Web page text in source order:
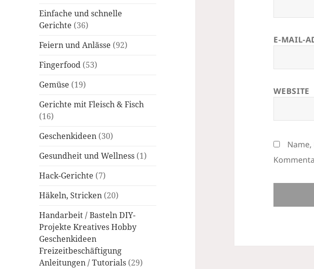
Einfache und schnelle
Gerichte (36)
Feiern und Anlässe (92)
Fingerfood (53)
Gemüse (19)
Gerichte mit Fleisch & Fisch
(16)
Geschenkideen (30)
Gesundheit und Wellness (1)
Hack-Gerichte (7)
Häkeln, Stricken (20)
Handarbeit / Basteln DIY-
Projekte Kreatives Hobby
Geschenkideen
Freizeitbeschäftigung
Anleitungen / Tutorials (29)
E-MAIL-
WEBSITE